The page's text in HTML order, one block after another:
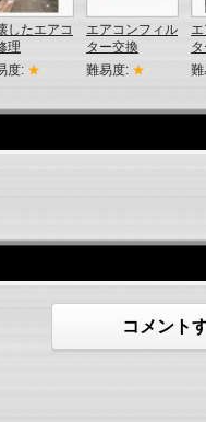
したエアコ
理
度: ★
エアコンフィル
ター交換
難易度: ★
難
コメント